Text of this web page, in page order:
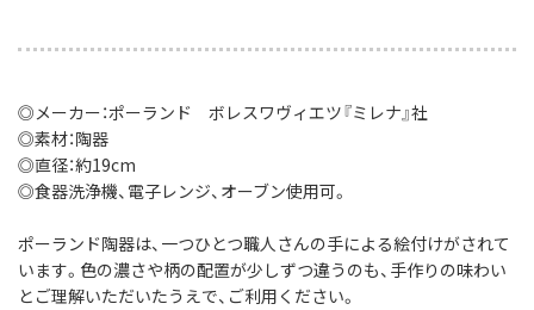
◎メーカー：ポーランド ボレスワヴィエツ『ミレナ』社
◎素材：陶器
◎直径：約19cm
◎食器洗浄機、電子レンジ、オーブン使用可。
ポーランド陶器は、一つひとつ職人さんの手による絵付けがされて
います。色の濃さや柄の配置が少しずつ違うのも、手作りの味わい
とご理解いただいたうえで、ご利用ください。